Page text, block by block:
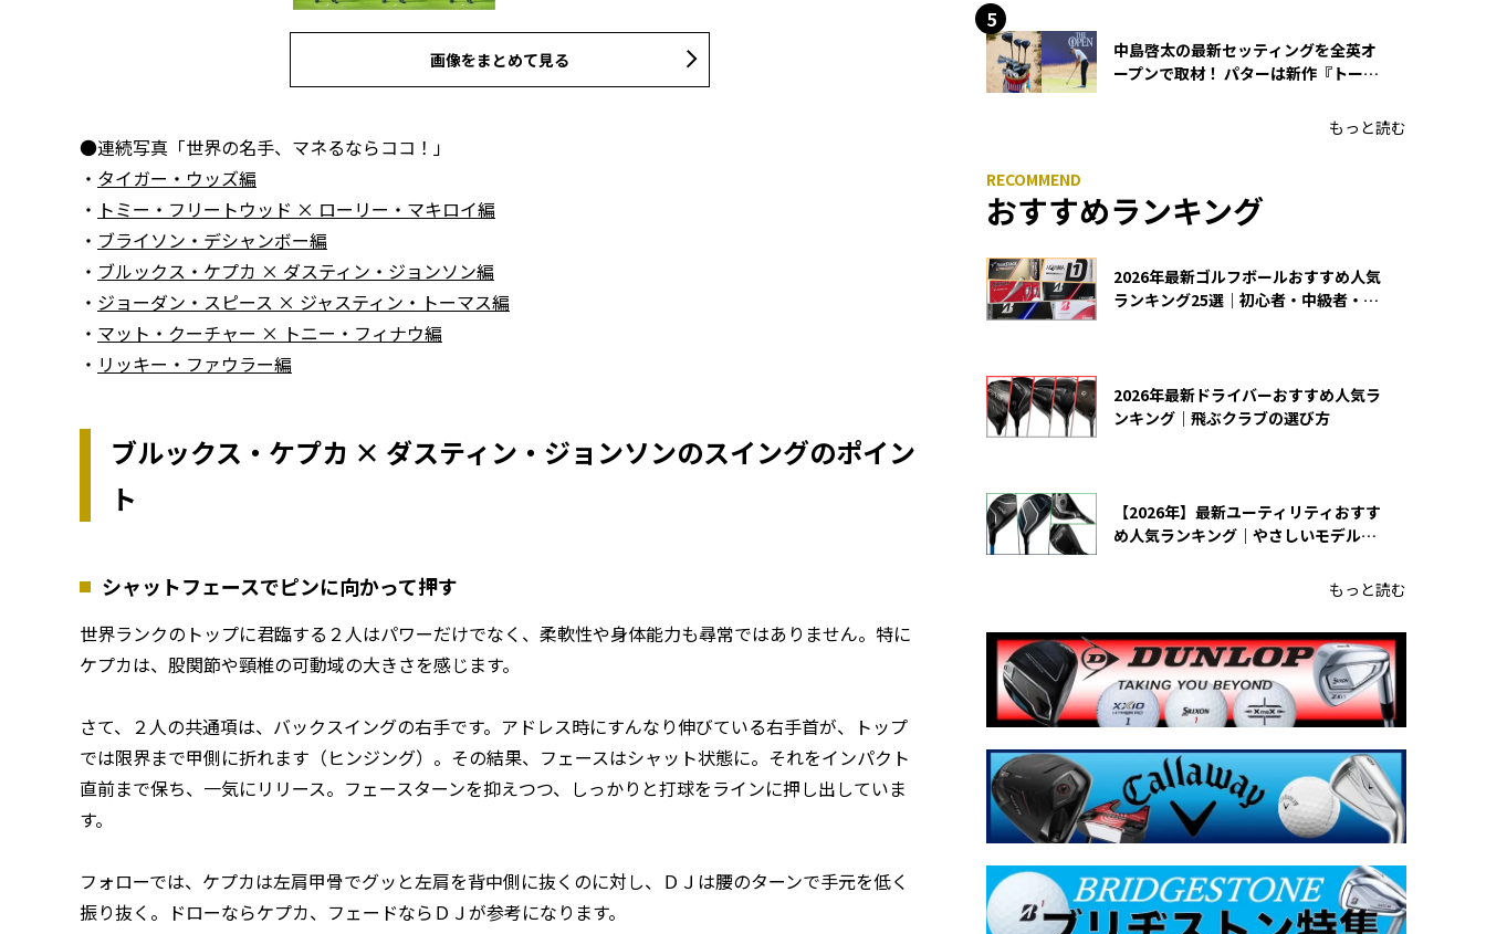
画像をまとめて見る
●連続写真「世界の名手、マネるならココ！」
・ タイガー・ウッズ編
・ トミー・フリートウッド × ローリー・マキロイ編
・ ブライソン・デシャンボー編
・ ブルックス・ケプカ × ダスティン・ジョンソン編
・ ジョーダン・スピース × ジャスティン・トーマス編
・ マット・クーチャー × トニー・フィナウ編
・ リッキー・ファウラー編
ブルックス・ケプカ × ダスティン・ジョンソンのスイングのポイン
ト
シャットフェースでピンに向かって押す
世界ランクのトップに君臨する２人はパワーだけでなく、柔軟性や身体能力も尋常ではありません。特に
ケプカは、股関節や頸椎の可動域の大きさを感じます。
さて、２人の共通項は、バックスイングの右手です。アドレス時にすんなり伸びている右手首が、トップ
では限界まで甲側に折れます（ヒンジング）。その結果、フェースはシャット状態に。それをインパクト
直前まで保ち、一気にリリース。フェースターンを抑えつつ、しっかりと打球をラインに押し出していま
す。
フォローでは、ケプカは左肩甲骨でグッと左肩を背中側に抜くのに対し、ＤＪは腰のターンで手元を低く
振り抜く。ドローならケプカ、フェードならＤＪが参考になります。
中島啓太の最新セッティングを全英オ
ープンで取材！ パターは新作『トーチ
もっと読む
おすすめランキング
2026年最新ゴルフボールおすすめ人気
ランキング25選｜初心者・中級者・上
2026年最新ドライバーおすすめ人気ラ
ンキング｜飛ぶクラブの選び方
【2026年】最新ユーティリティおすす
め人気ランキング｜やさしいモデルの
もっと読む